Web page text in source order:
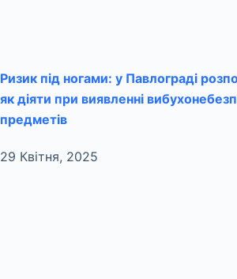
Ризик під ногами: у Павлограді
як діяти при виявленні
предметів
29 Квітня, 2025